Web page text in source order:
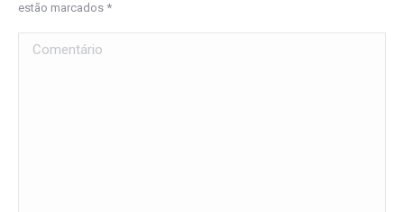
estão marcados *
Comentário